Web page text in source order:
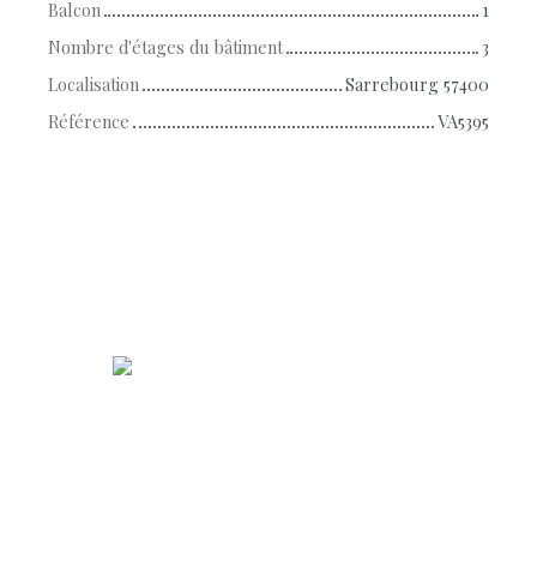
Balcon
1
Nombre d'étages du bâtiment
3
Localisation
Sarrebourg 57400
Référence
VA5395